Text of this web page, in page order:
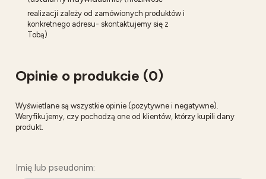
realizacji zależy od zamówionych produktów i
konkretnego adresu- skontaktujemy się z
Tobą)
Opinie o produkcie (0)
Wyświetlane są wszystkie opinie (pozytywne i negatywne).
Weryfikujemy, czy pochodzą one od klientów, którzy kupili dany
produkt.
Imię lub pseudonim: